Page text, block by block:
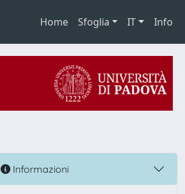
Home Sfoglia IT Info
Informazioni